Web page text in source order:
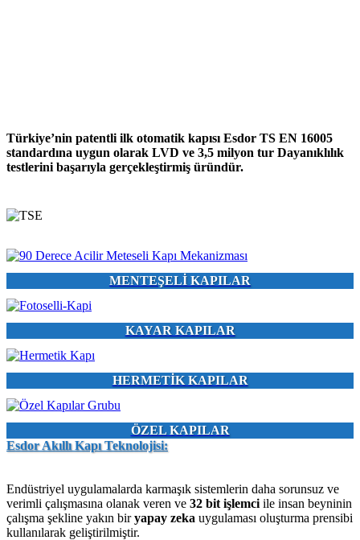
Türkiye’nin patentli ilk otomatik kapısı Esdor TS EN 16005
standardına uygun olarak LVD ve 3,5 milyon tur Dayanıklılık
testlerini başarıyla gerçekleştirmiş üründür.
MENTEŞELİ KAPILAR
KAYAR KAPILAR
HERMETİK KAPILAR
ÖZEL KAPILAR
Esdor Akıllı Kapı Teknolojisi:
Endüstriyel uygulamalarda karmaşık sistemlerin daha sorunsuz ve
verimli çalışmasına olanak veren ve 32 bit işlemci ile insan beyninin
çalışma şekline yakın biryapay zeka uygulaması oluşturma prensibi
kullanılarak geliştirilmiştir.